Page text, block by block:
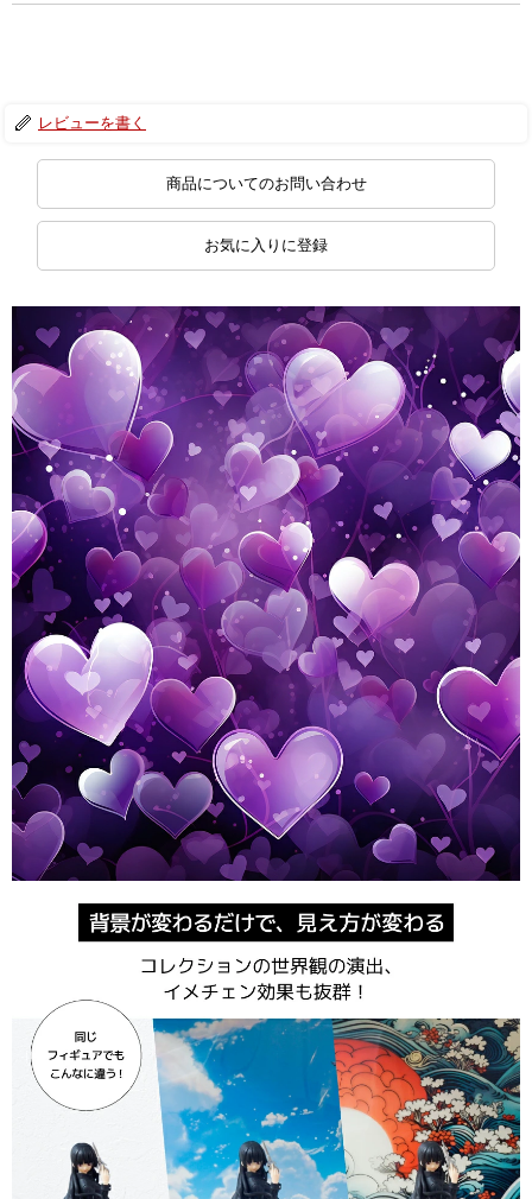
レビューを書く
商品についてのお問い合わせ
お気に入りに登録